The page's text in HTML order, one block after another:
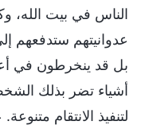
الناس في بيت الله،
عدوانيتهم ستدفعهم
بل قد ينخرطون في
أشياء تضر بذلك
لتنفيذ الانتقام